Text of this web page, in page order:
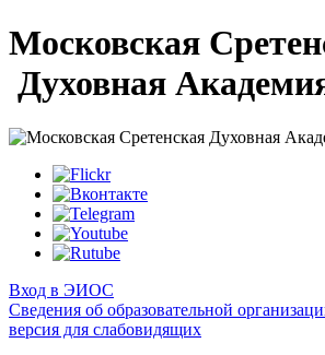
Московская
Духовная
Вход в ЭИОС
Сведения об образовательной
версия для слабовидящих